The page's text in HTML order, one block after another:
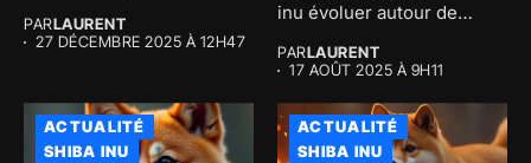
PARLAURENT
27 DÉCEMBRE 2025 À 12H47
inu évoluer autour de
PARLAURENT
17 AOÛT 2025 À 9H11
ACTUALITÉ
SHIBA INU
ACTUALITÉ
SHIBA INU